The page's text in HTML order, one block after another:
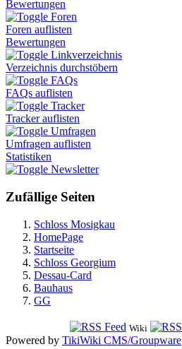
Bewertungen
Foren
Foren auflisten
Bewertungen
Linkverzeichnis
Verzeichnis durchstöbern
FAQs
FAQs auflisten
Tracker
Tracker auflisten
Umfragen
Umfragen auflisten
Statistiken
Newsletter
Zufällige Seiten
Schloss Mosigkau
HomePage
Startseite
Schloss Georgium
Dessau-Card
Bauhaus
GG
Wiki
Powered by TikiWiki CMS/Groupware